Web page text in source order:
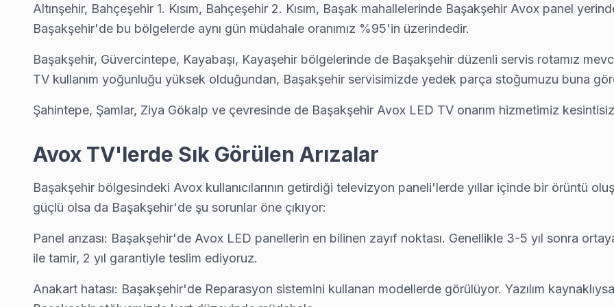
Avox Tamir vs Yenileme: Kuşağa Göre Karar
Yaşlı nüfus, genellikle eski CRT ve plazma ekran modellerine sahip. Bu gruptaki bireyler, daha çok geleneksel
Orta yaş grubundaki bireyler ise, Full HD LCD televizyonları tercih ediyorlar. Özellikle 42-55 inç boyutları
Genç kullanıcılar, teknolojinin en son trendlerini takip ederek 4K OLED televizyonları tercih ediyorlar. Bu
Başakşehir bölgesinde Avox televizyonunuz kullanıcılarının karşılaştığı en yaygın beş teknik sorun, yaş grubu
Anakart Arızası : Avox Y serisi modellerde, sıkça karşılaşılan bir diğer problem de anakart arızalarıdır. Bu
Güç Kartı Sorunları
: Avox Q serisinde, güç kartı arızaları sıkça görülebilmektedir. Cihaz açıldığında ses
Backlight Sorunları: Özellikle LCD modellerde, arka aydınlatma (backlight) arızası yaygın bir sorundur. Avox
Altınşehir, Bahçeşehir 1. Kısım, Bahçeşehir 2. Kısım, Başak mahallelerinde Başakşehir Avox panel
Başakşehir'de bu bölgelerde aynı gün müdahale oranımız %95'in üzerindedir.
Başakşehir, Güvercintepe, Kayabaşı, Kayaşehir bölgelerinde de Başakşehir düzenli servis rotamız
TV kullanım yoğunluğu yüksek olduğundan, Başakşehir servisimizde yedek parça stoğumuzu buna
Şahintepe, Şamlar, Ziya Gökalp ve çevresinde de Başakşehir Avox LED TV onarım hizmetimiz
Avox TV'lerde Sık Görülen Arızalar
Başakşehir bölgesindeki Avox kullanıcılarının getirdiği televizyon paneli'lerde yıllar içinde bir örüntü
güçlü olsa da Başakşehir'de şu sorunlar öne çıkıyor:
Panel arızası: Başakşehir'de Avox LED panellerin en bilinen zayıf noktası. Genellikle 3-5 yıl sonra
ile tamir, 2 yıl garantiyle teslim ediyoruz.
Anakart hatası: Başakşehir'de Reparasyon sistemini kullanan modellerde görülüyor. Yazılım